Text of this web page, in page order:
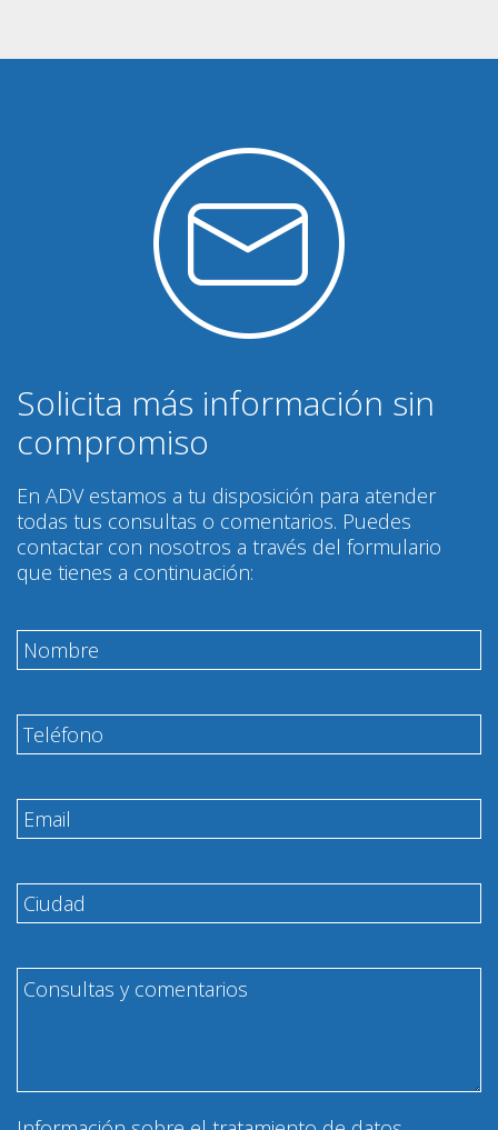
Solicita más información sin
compromiso
En ADV estamos a tu disposición para atender
todas tus consultas o comentarios. Puedes
contactar con nosotros a través del formulario
que tienes a continuación: